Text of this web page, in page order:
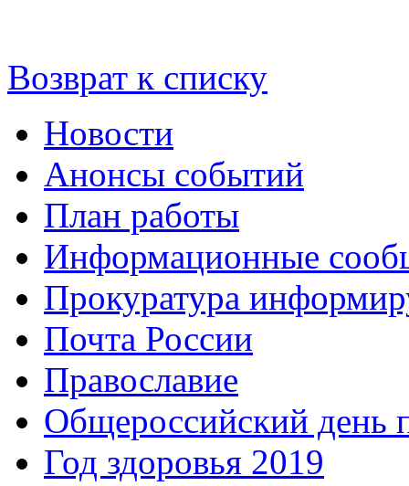
Возврат к списку
Новости
Анонсы событий
План работы
Информационные
Прокуратура
Почта России
Православие
Общероссийский день
Год здоровья 2019